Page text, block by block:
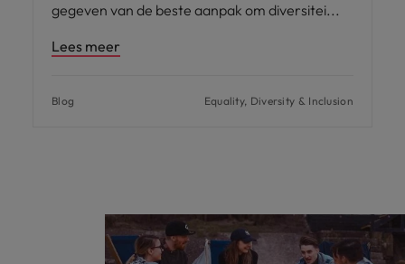
gegeven van de beste aanpak om diversitei
Lees meer
Blog Equality, Diversity & Inclusion